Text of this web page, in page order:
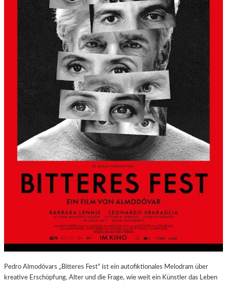
S
L
B
E
R
G
A
L
S
K
Ü
N
S
T
L
H
A
U
S
–
A
S
S
Pedro Almodóvars „Bitteres Fest“ ist ein autofiktionales Melodram über
kreative Erschöpfung, Alter und die Frage, wie weit ein Künstler das Leben